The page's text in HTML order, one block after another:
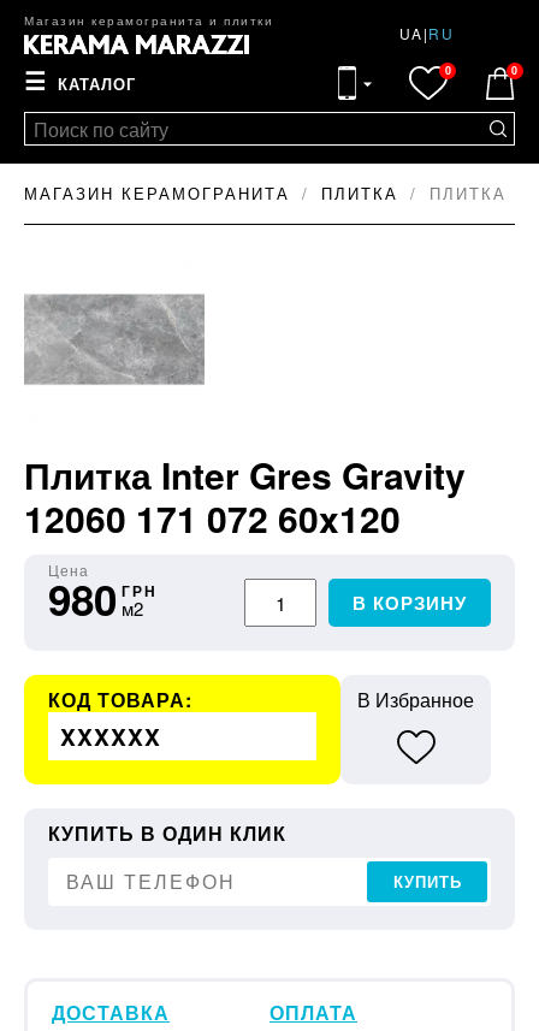
Магазин керамогранита и плитки
UA|RU
☰ КАТАЛОГ
0 0
МАГАЗИН КЕРАМОГРАНИТА ПЛИТКА ПЛИТКА
Плитка Inter Gres Gravity
12060 171 072 60x120
Цена
980 ГРН
м2 В КОРЗИНУ
КОД ТОВАРА:
XXXXXX
В Избранное
КУПИТЬ В ОДИН КЛИК
КУПИТЬ
ДОСТАВКА ОПЛАТА